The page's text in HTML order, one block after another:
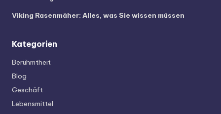
Viking Rasenmäher: Alles, was Sie wissen müssen
Kategorien
Berühmtheit
Blog
Geschäft
Lebensmittel